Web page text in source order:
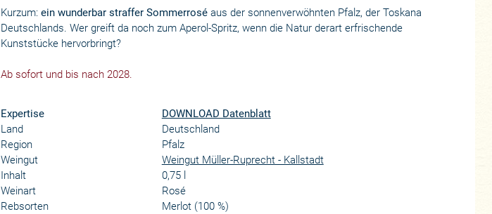
Kurzum:ein wunderbar straffer Sommerrosé aus der sonnenverwöhnten Pfalz, der Toskana
Deutschlands. Wer greift da noch zum Aperol-Spritz, wenn die Natur derart erfrischende
Kunststücke hervorbringt?
Ab sofort und bis nach 2028.
Expertise
DOWNLOAD Datenblatt
Land
Deutschland
Region
Pfalz
Weingut
Weingut Müller-Ruprecht - Kallstadt
Inhalt
0,75 l
Weinart
Rosé
Rebsorten
Merlot (100 %)